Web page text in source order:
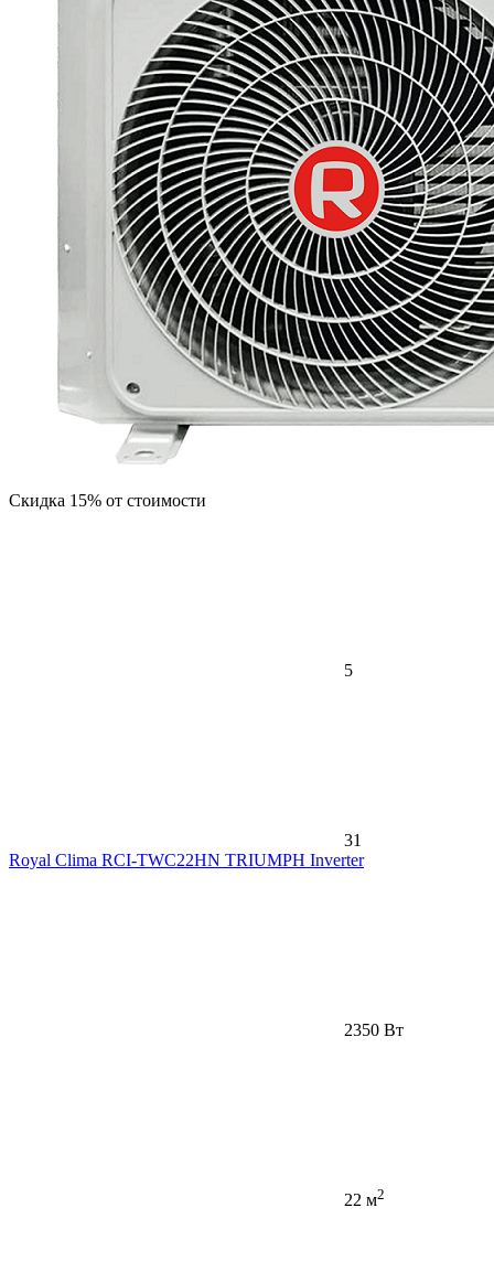
Скидка 15% от стоимости
5
31
Royal Clima RCI-TWС22HN TRIUMPH Inverter
2350 Вт
22 м2